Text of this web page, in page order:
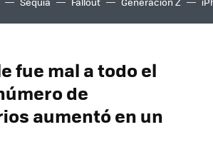
fue mal a todo el
de
aumentó en un